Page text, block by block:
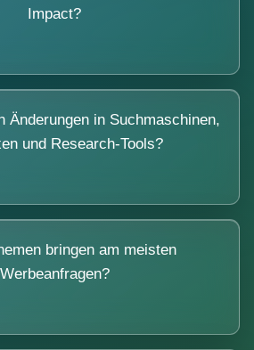
Impact?
Änderungen in Suchmaschinen,
und Research-Tools?
bringen am meisten
Werbeanfragen?